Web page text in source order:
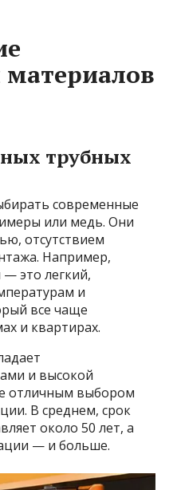
трубных
современные
или медь. Они
отсутствием
Например,
это легкий,
и
все чаще
и квартирах.
и высокой
отличным выбором
В среднем, срок
около 50 лет, а
— и больше.